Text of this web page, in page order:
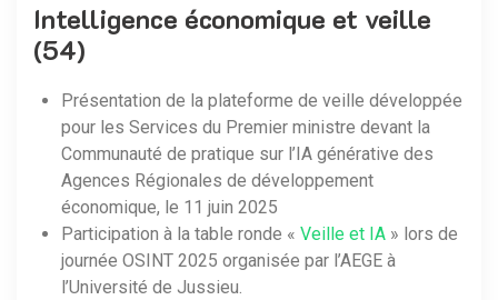
Intelligence économique et veille
(54)
Présentation de la plateforme de veille développée
pour les Services du Premier ministre devant la
Communauté de pratique sur l’IA générative des
Agences Régionales de développement
économique, le 11 juin 2025
Participation à la table ronde « Veille et IA » lors de
journée OSINT 2025 organisée par l’AEGE à
l’Université de Jussieu.